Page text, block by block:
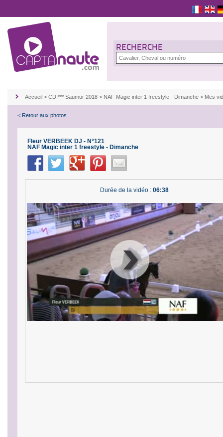
RECHERCHE
Accueil > CDI*** Saumur 2018 > NAF Magic inter 1 freestyle - Dimanche > Mes
< Retour aux photos
Fleur VERBEEK DJ - N°121
NAF Magic inter 1 freestyle - Dimanche
Durée de la vidéo : 06:38
:00:00| 00